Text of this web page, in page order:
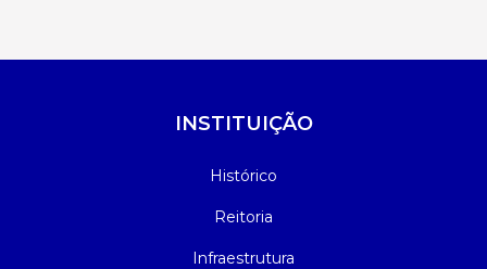
INSTITUIÇÃO
Histórico
Reitoria
Infraestrutura